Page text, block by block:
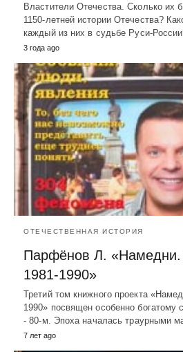
Властители Отечества. Сколько их
1150-летней истории Отечества?
каждый из них в судьбе Руси-
3 года ago
ОТЕЧЕСТВЕННАЯ ИСТОРИЯ
Парфёнов Л.
1981-1990»
Третий том книжного проекта
1990» посвящен особенно богатому
- 80-м. Эпоха началась траурными
7 лет ago